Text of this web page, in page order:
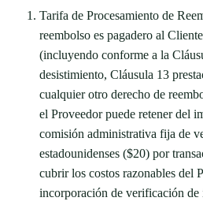
Tarifa de Procesamiento de
reembolso es pagadero al
(incluyendo conforme a la
desistimiento, Cláusula 13
cualquier otro derecho de
el Proveedor puede retener del
comisión administrativa fija de
estadounidenses ($20) por
cubrir los costos razonables del
incorporación de verificación de